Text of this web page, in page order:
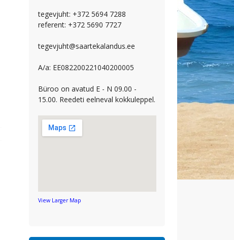
tegevjuht: +372 5694 7288
referent: +372 5690 7727
tegevjuht@saartekalandus.ee
A/a: EE082200221040200005
Büroo on avatud E - N 09.00 -
15.00. Reedeti eelneval kokkuleppel.
View Larger Map